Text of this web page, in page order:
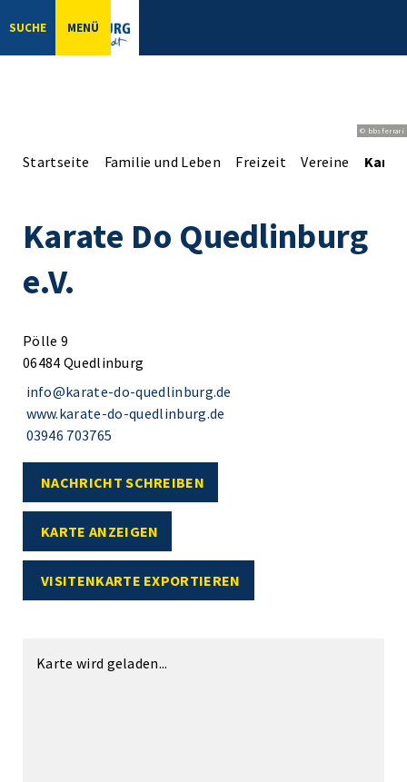
SUCHE MENÜ
© bbsferrari
Startseite Familie und Leben Freizeit Vereine
Karate Do Quedlinburg
e.V.
Pölle 9
06484 Quedlinburg
info@karate-do-quedlinburg.de
www.karate-do-quedlinburg.de
03946 703765
NACHRICHT SCHREIBEN
KARTE ANZEIGEN
VISITENKARTE EXPORTIEREN
Karte wird geladen...